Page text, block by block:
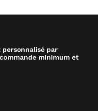
personnalisé par
minimum et